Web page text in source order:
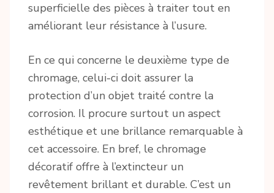
superficielle des pièces à traiter tout en
améliorant leur résistance à l’usure.
En ce qui concerne le deuxième type de
chromage, celui-ci doit assurer la
protection d’un objet traité contre la
corrosion. Il procure surtout un aspect
esthétique et une brillance remarquable à
cet accessoire. En bref, le chromage
décoratif offre à l’extincteur un
revêtement brillant et durable. C’est un